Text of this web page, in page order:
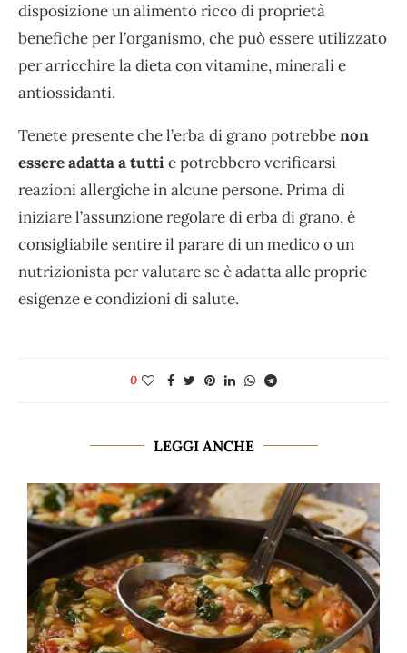
disposizione un alimento ricco di proprietà
benefiche per l’organismo, che può essere utilizzato
per arricchire la dieta con vitamine, minerali e
antiossidanti.
Tenete presente che l’erba di grano potrebbenon
essere adatta a tuttie potrebbero verificarsi
reazioni allergiche in alcune persone. Prima di
iniziare l’assunzione regolare di erba di grano, è
consigliabile sentire il parare di un medico o un
nutrizionista per valutare se è adatta alle proprie
esigenze e condizioni di salute.
0
LEGGI ANCHE